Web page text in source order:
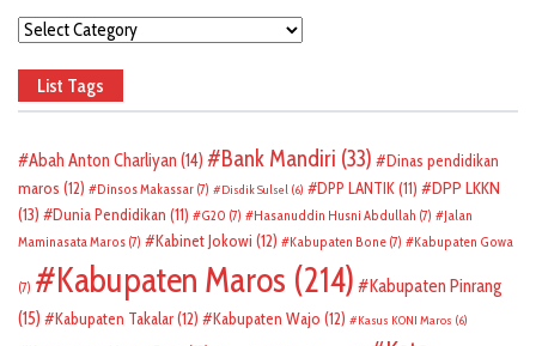
Categories
List Tags
Abah Anton Charliyan (14) Bank Mandiri (33)
Dinas pendidikan
maros (12) Dinsos Makassar (7) Disdik Sulsel (6) DPP LANTIK(11)
DPP LKKN
(13)
Dunia Pendidikan (11) G20 (7) Hasanuddin Husni Abdullah (7)
Jalan
Maminasata Maros (7) Kabinet Jokowi (12) Kabupaten Bone (7) Kabupaten Gowa
(7) Kabupaten Maros (214)
Kabupaten Pinrang
(15)
Kabupaten Takalar(12) Kabupaten Wajo (12) Kasus KONI Maros (6)